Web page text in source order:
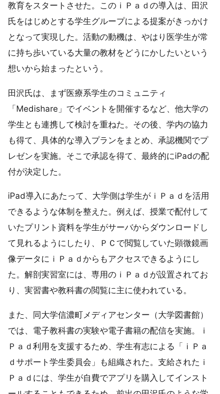
教育をスタートさせた。このｉＰａｄの導入は、田沢
氏をはじめとする学生グループによる提案がきっかけ
となって実現した。活動の動機は、やはり医学生が常
に持ち歩いている大量の教材をどうにかしたいという
想いから始まったという。
田沢氏は、まず医療系学生のコミュニティ
「Medishare」でイベントを開催するなど、他大学の
学生とも連携して検討を重ねた。その後、学内の協力
も得て、具体的な導入プランをまとめ、承認機関でプ
レゼンを実施。そこで承認を得て、最終的にiPadの配
付が決定した。
iPad導入にあたって、大学側は学生がｉＰａｄを活用
できるような体制を整えた。例えば、授業で配付して
いたプリント資料を学生がサーバからダウンロードし
て見れるようにしたり、ＰＣで閲覧していた顕微鏡画
像データにｉＰａｄからもアクセスできるようにし
た。解剖実習室には、専用のｉＰａｄが設置されてお
り、実習書や教科書の閲覧に主に使われている。
また、同大学信濃町メディアセンター（大学図書館）
では、電子教科書の実験や電子書籍の配信を実施。ｉ
Ｐａｄ利用を支援するため、学生有志による「ｉＰａ
ｄサポート学生委員会」も組織された。支給されたｉ
Ｐａｄには、学生が自費でアプリを購入してインスト